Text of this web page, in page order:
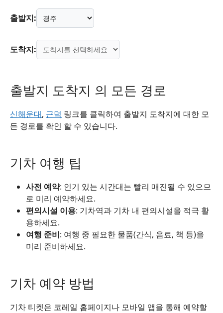
출발지:
도착지:
출발지 도착지 의 모든 경로
신해운대, 근덕 링크를 클릭하여 출발지 도착지에 대한 모
든 경로를 확인 할 수 있습니다.
기차 여행 팁
사전 예약: 인기 있는 시간대는 빨리 매진될 수 있으므
로 미리 예약하세요.
편의시설 이용: 기차역과 기차 내 편의시설을 적극 활
용하세요.
여행 준비: 여행 중 필요한 물품(간식, 음료, 책 등)을
미리 준비하세요.
기차 예약 방법
기차 티켓은 코레일 홈페이지나 모바일 앱을 통해 예약할